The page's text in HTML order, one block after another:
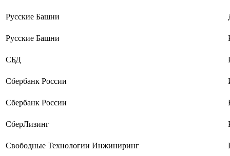
Русские Башни
Русские Башни
СБД
Сбербанк России
Сбербанк России
СберЛизинг
Свободные Технологии Инжиниринг